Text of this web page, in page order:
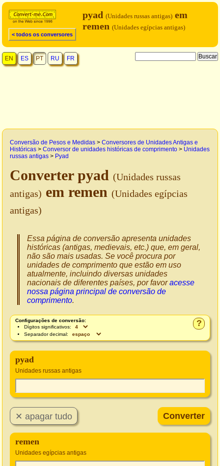
< todos os conversores
pyad (Unidades russas antigas) em
remen (Unidades egípcias antigas)
EN ES PT RU FR
Conversão de Pesos e Medidas > Conversores de Unidades Antigas e
Históricas > Conversor de unidades históricas de comprimento > Unidades
russas antigas > Pyad
Converter pyad (Unidades russas
antigas) em remen (Unidades egípcias
antigas)
Essa página de conversão apresenta unidades
históricas (antigas, medievais, etc.) que, em geral,
não são mais usadas. Se você procura por
unidades de comprimento que estão em uso
atualmente, incluindo diversas unidades
nacionais de diferentes países, por favoracesse
nossa página principal de conversão de
comprimento.
?
Configurações de conversão:
Dígitos significativos:
Separador decimal:
pyad
Unidades russas antigas
remen
Unidades egípcias antigas